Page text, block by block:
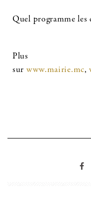
Quel programme les
Plus
sur www.mairie.mc,